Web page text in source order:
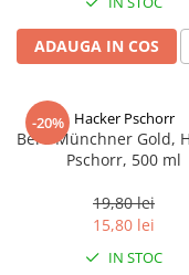
ADAUGA IN COS
-20% Hacker Pschorr
Bere Münchner Gold,
Pschorr, 500 ml
19,80 lei
15,80 lei
IN STOC